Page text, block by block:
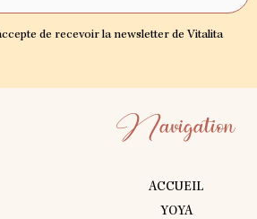
de recevoir la newsletter de Vitalita
Navigation
ACCUEIL
YOYA